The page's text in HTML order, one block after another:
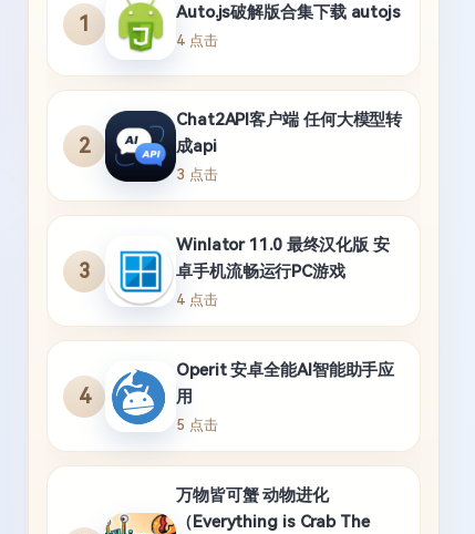
1
Auto.js破解版合集下载 autojs
4 点击
2
Chat2API客户端 任何大模型转
成api
3 点击
3
Winlator 11.0 最终汉化版 安
卓手机流畅运行PC游戏
4 点击
4
Operit 安卓全能AI智能助手应
用
5 点击
万物皆可蟹 动物进化
（Everything is Crab The